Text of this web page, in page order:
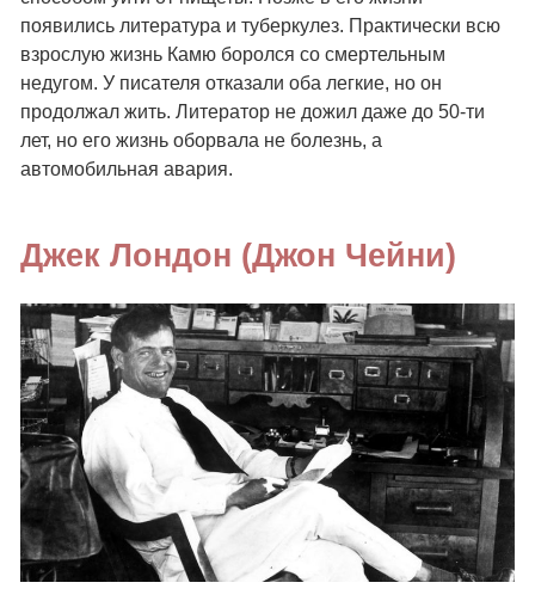
появились литература и туберкулез. Практически всю
взрослую жизнь Камю боролся со смертельным
недугом. У писателя отказали оба легкие, но он
продолжал жить. Литератор не дожил даже до 50-ти
лет, но его жизнь оборвала не болезнь, а
автомобильная авария.
Джек Лондон (Джон Чейни)